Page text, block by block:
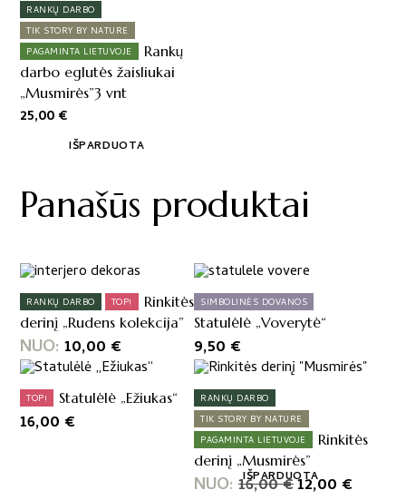
RANKŲ DARBO
TIK STORY BY NATURE
PAGAMINTA LIETUVOJE
Rankų
darbo eglutės žaisliukai
„Musmirės”3 vnt
25,00€
IŠPARDUOTA
Panašūs produktai
RANKŲ DARBO TOP!
Rinkitės
derinį „Rudens kolekcija”
NUO: 10,00 €
SIMBOLINĖS DOVANOS
Statulėlė „Voverytė“
9,50 €
IŠPARDUOTA
TOP! Statulėlė „Ežiukas“
16,00 €
RANKŲ DARBO
TIK STORY BY NATURE
PAGAMINTA LIETUVOJE
Rinkitės
derinį „Musmirės”
NUO: 16,00€Original
12,00 €